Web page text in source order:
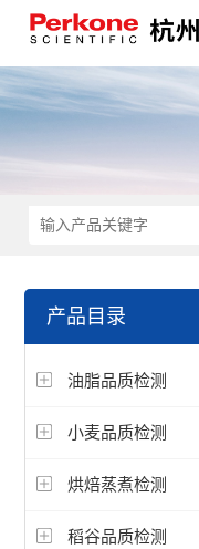
产品目录
油脂品质检测
小麦品质检测
烘焙蒸煮检测
稻谷品质检测